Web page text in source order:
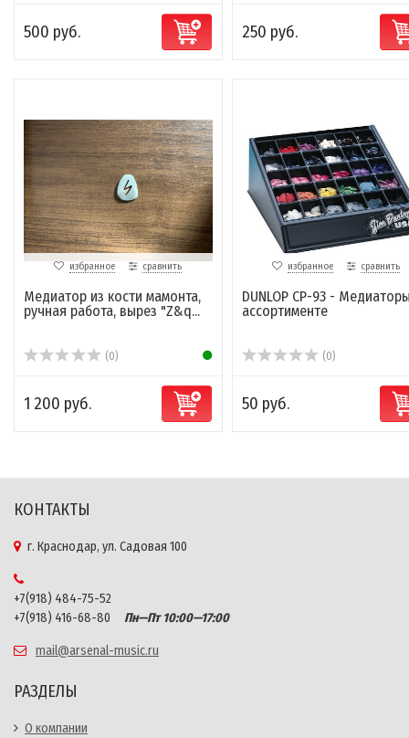
500 руб. 250 руб.
избранное сравнить
Медиатор из кости мамонта,
ручная работа, вырез "Z&q...
(0)
1 200 руб.
избранное сравнить
DUNLOP CP-93 -
ассортименте
(0)
50 руб.
КОНТАКТЫ
г. Краснодар, ул. Садовая 100
+7(918) 484-75-52
+7(918) 416-68-80
Пн—Пт 10:00—17:00
mail@arsenal-music.ru
РАЗДЕЛЫ
О компании